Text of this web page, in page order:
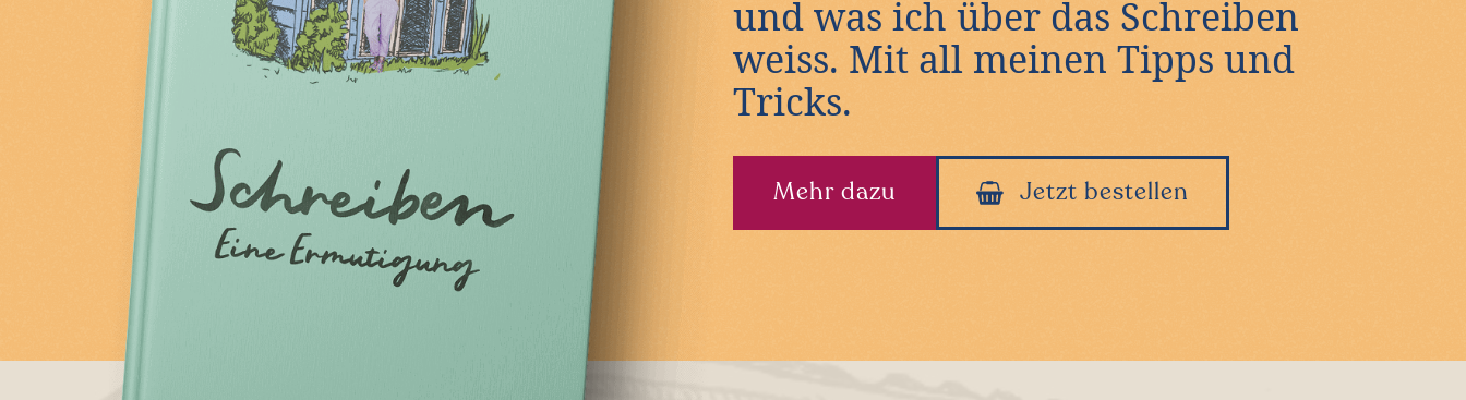
und was ich über das Schreiben
weiss. Mit all meinen Tipps und
Tricks.
Mehr dazu Jetzt bestellen